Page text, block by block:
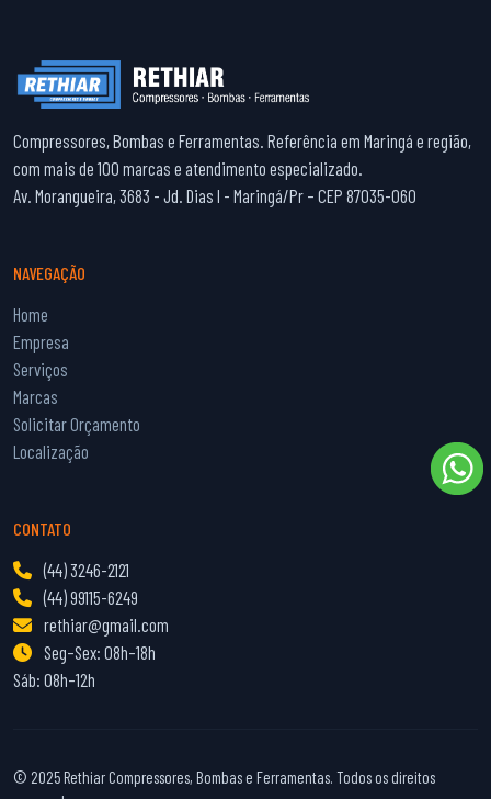
Compressores, Bombas e Ferramentas. Referência em Maringá e região,
com mais de 100 marcas e atendimento especializado.
Av. Morangueira, 3683 - Jd. Dias I - Maringá/Pr – CEP 87035-060
NAVEGAÇÃO
Home
Empresa
Serviços
Marcas
Solicitar Orçamento
Localização
CONTATO
(44) 3246-2121
(44) 99115-6249
rethiar@gmail.com
Seg–Sex: 08h–18h
Sáb: 08h–12h
© 2025 Rethiar Compressores, Bombas e Ferramentas. Todos os direitos